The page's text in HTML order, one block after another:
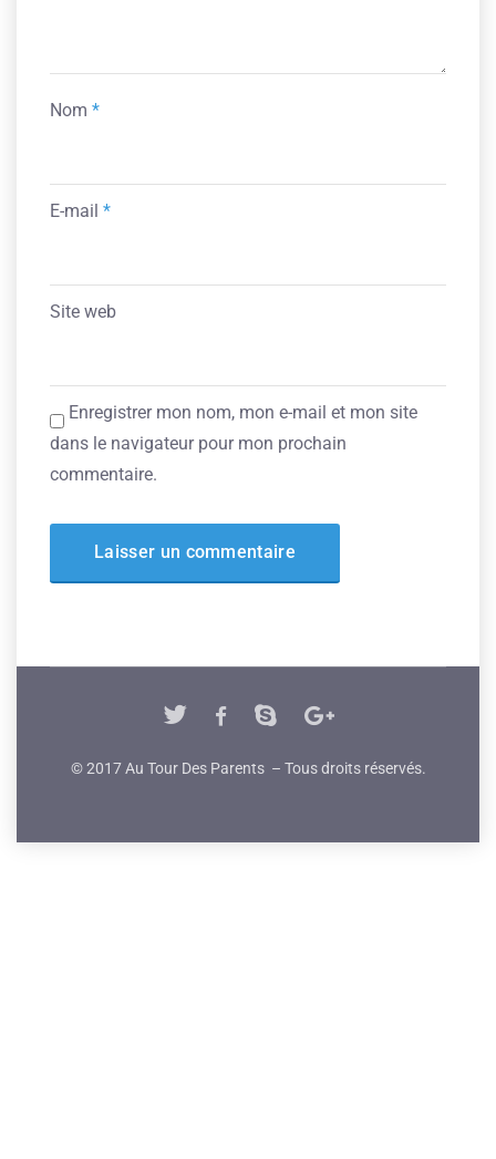
Nom *
E-mail *
Site web
Enregistrer mon nom, mon e-mail et mon site
dans le navigateur pour mon prochain
commentaire.
© 2017 Au Tour Des Parents – Tous droits réservés.